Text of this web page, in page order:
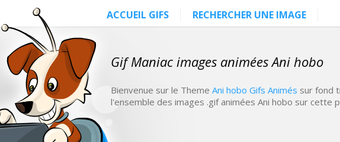
ACCUEIL GIFS RECHERCHER UNE IMAGE
Gif Maniac images animées Ani hobo
Bienvenue sur le Theme Ani hobo Gifs Animés sur fond
l'ensemble des images .gif animées Ani hobo sur cette